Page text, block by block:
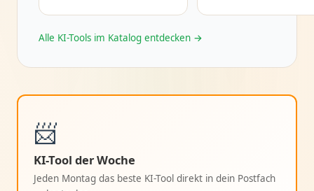
Alle KI-Tools im Katalog entdecken →
📨
KI-Tool der Woche
Jeden Montag das beste KI-Tool direkt in dein Postfach